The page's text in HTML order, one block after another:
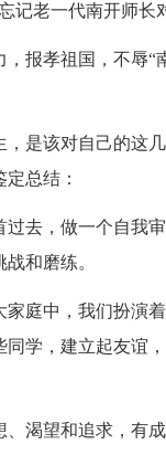
记老一代南开师长
报孝祖国，不辱“
是该对自己的这
总结：
去，做一个自我
和磨练。
庭中，我们扮演
学，建立起友谊
渴望和追求，有